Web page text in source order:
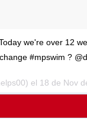
we're over 12
#mpswim ?
el 18 de Nov